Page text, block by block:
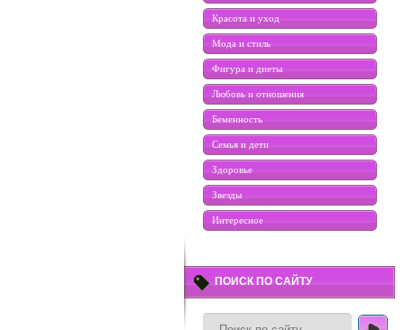
Красота и уход
Мода и стиль
Фигура и диеты
Любовь и отношения
Беменность
Семья и дети
Здоровье
Звезды
Интересное
ПОИСК ПО САЙТУ